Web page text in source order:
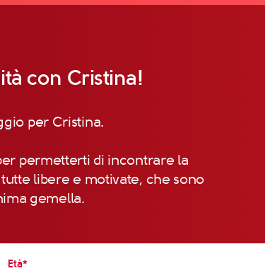
con Cristina!
per Cristina.
permetterti di incontrare la
libere e motivate, che sono
gemella.